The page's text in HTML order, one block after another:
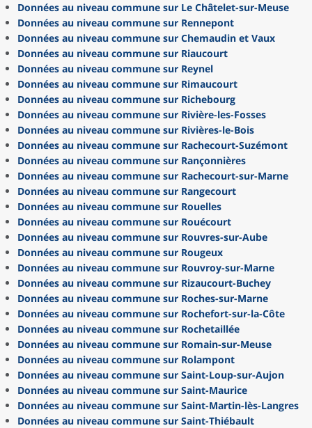
Données au niveau commune sur Le Châtelet-sur-Meuse
Données au niveau commune sur Rennepont
Données au niveau commune sur Chemaudin et Vaux
Données au niveau commune sur Riaucourt
Données au niveau commune sur Reynel
Données au niveau commune sur Rimaucourt
Données au niveau commune sur Richebourg
Données au niveau commune sur Rivière-les-Fosses
Données au niveau commune sur Rivières-le-Bois
Données au niveau commune sur Rachecourt-Suzémont
Données au niveau commune sur Rançonnières
Données au niveau commune sur Rachecourt-sur-Marne
Données au niveau commune sur Rangecourt
Données au niveau commune sur Rouelles
Données au niveau commune sur Rouécourt
Données au niveau commune sur Rouvres-sur-Aube
Données au niveau commune sur Rougeux
Données au niveau commune sur Rouvroy-sur-Marne
Données au niveau commune sur Rizaucourt-Buchey
Données au niveau commune sur Roches-sur-Marne
Données au niveau commune sur Rochefort-sur-la-Côte
Données au niveau commune sur Rochetaillée
Données au niveau commune sur Romain-sur-Meuse
Données au niveau commune sur Rolampont
Données au niveau commune sur Saint-Loup-sur-Aujon
Données au niveau commune sur Saint-Maurice
Données au niveau commune sur Saint-Martin-lès-Langres
Données au niveau commune sur Saint-Thiébault